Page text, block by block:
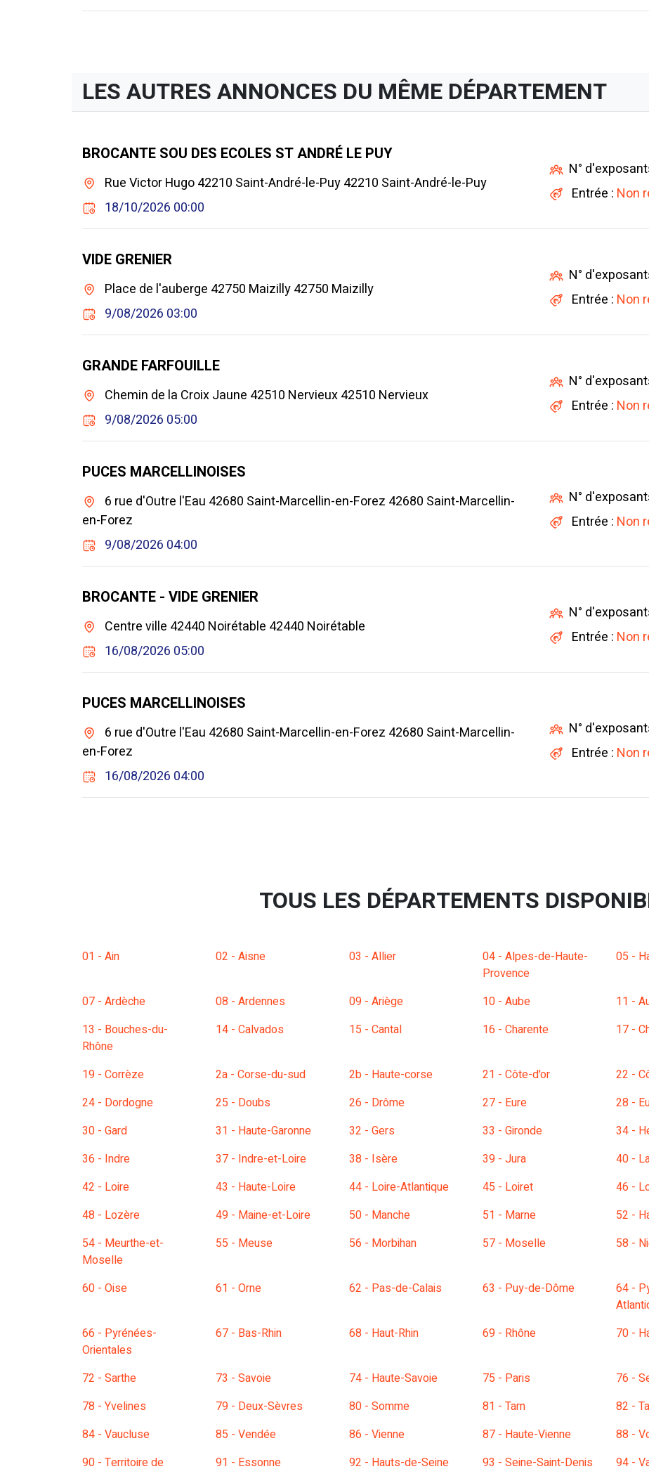
LES AUTRES ANNONCES DU MÊME DÉPARTEMENT
BROCANTE SOU DES ECOLES ST ANDRÉ LE PUY
Rue Victor Hugo 42210 Saint-André-le-Puy 42210 Saint-André-le-Puy
18/10/2026 00:00
N°
Entrée : Non
VIDE GRENIER
Place de l'auberge 42750 Maizilly 42750 Maizilly
9/08/2026 03:00
N°
Entrée : Non
GRANDE FARFOUILLE
Chemin de la Croix Jaune 42510 Nervieux 42510 Nervieux
9/08/2026 05:00
N°
Entrée : Non
PUCES MARCELLINOISES
6 rue d'Outre l'Eau 42680 Saint-Marcellin-en-Forez 42680 Saint-Marcellin-
en-Forez
9/08/2026 04:00
N°
Entrée : Non
BROCANTE - VIDE GRENIER
Centre ville 42440 Noirétable 42440 Noirétable
16/08/2026 05:00
N°
Entrée : Non
PUCES MARCELLINOISES
6 rue d'Outre l'Eau 42680 Saint-Marcellin-en-Forez 42680 Saint-Marcellin-
en-Forez
16/08/2026 04:00
N°
Entrée : Non
TOUS LES DÉPARTEMENTS
01 - Ain 02 - Aisne 03 - Allier
04 - Alpes-de-Haute-
Provence
05 -
07 - Ardèche 08 - Ardennes 09 - Ariège 10 - Aube 11 -
13 - Bouches-du-
Rhône
14 - Calvados 15 - Cantal 16 - Charente 17 -
19 - Corrèze 2a - Corse-du-sud 2b - Haute-corse 21 - Côte-d'or 22 -
24 - Dordogne
25 - Doubs 26 - Drôme 27 - Eure 28 -
30 - Gard
31 - Haute-Garonne 32 - Gers 33 - Gironde 34 -
36 - Indre
37 - Indre-et-Loire 38 - Isère 39 - Jura 40 -
42 - Loire
43 - Haute-Loire 44 - Loire-Atlantique 45 - Loiret 46 -
48 - Lozère
49 - Maine-et-Loire 50 - Manche 51 - Marne 52 -
54 - Meurthe-et-
Moselle
55 - Meuse 56 - Morbihan 57 - Moselle 58 -
60 - Oise 61 - Orne 62 - Pas-de-Calais 63 - Puy-de-Dôme
64 -
66 - Pyrénées-
Orientales
67 - Bas-Rhin 68 - Haut-Rhin 69 - Rhône 70 -
72 - Sarthe 73 - Savoie 74 - Haute-Savoie 75 - Paris 76 -
78 - Yvelines
79 - Deux-Sèvres 80 - Somme 81 - Tarn 82 -
84 - Vaucluse
85 - Vendée 86 - Vienne 87 - Haute-Vienne 88 -
90 - Territoire de
91 - Essonne 92 - Hauts-de-Seine 93 - Seine-Saint-Denis 94 -